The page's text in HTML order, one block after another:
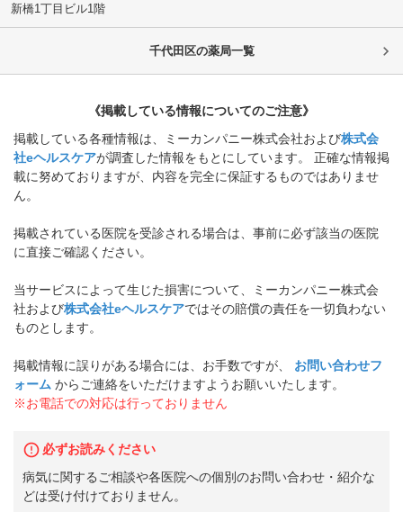
新橋1丁目ビル1階
千代田区の薬局一覧
《掲載している情報についてのご注意》
掲載している各種情報は、ミーカンパニー株式会社および株式会
社eヘルスケアが調査した情報をもとにしています。 正確な情報掲
載に努めておりますが、内容を完全に保証するものではありませ
ん。
掲載されている医院を受診される場合は、事前に必ず該当の医院
に直接ご確認ください。
当サービスによって生じた損害について、ミーカンパニー株式会
社および株式会社eヘルスケアではその賠償の責任を一切負わない
ものとします。
掲載情報に誤りがある場合には、お手数ですが、
お問い合わせフ
ォーム からご連絡をいただけますようお願いいたします。
※お電話での対応は行っておりません
必ずお読みください
病気に関するご相談や各医院への個別のお問い合わせ・紹介な
どは受け付けておりません。